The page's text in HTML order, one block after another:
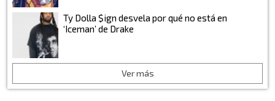
Ty Dolla $ign desvela por qué no está en
‘Iceman’ de Drake
Ver más